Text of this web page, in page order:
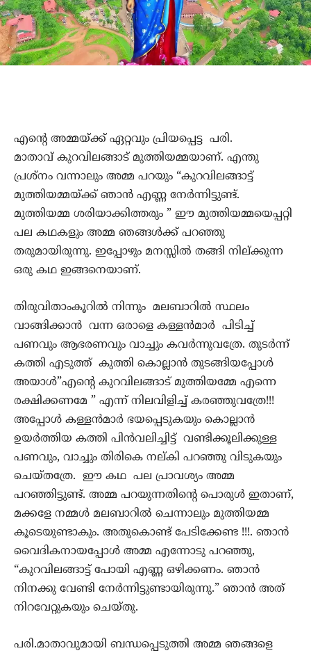
എന്റെ അമ്മയ്ക്ക് ഏറ്റവും പ്രിയപ്പെട്ട പരി.
മാതാവ് കുറവിലങ്ങാട്‌ മുത്തിയമ്മയാണ്. എന്തു
പ്രശ്നം വന്നാലും അമ്മ പറയും “കുറവിലങ്ങാട്ട്
മുത്തിയമ്മയ്ക്ക് ഞാൻ എണ്ണ നേർന്നിട്ടുണ്ട്.
മുത്തിയമ്മ ശരിയാക്കിത്തരും ” ഈ മുത്തിയമ്മയെപ്പറ്റി
പല കഥകളും അമ്മ ഞങ്ങൾക്ക് പറഞ്ഞു
തരുമായിരുന്നു. ഇപ്പോഴും മനസ്സിൽ തങ്ങി നില്‌ക്കുന്ന
ഒരു കഥ ഇങ്ങനെയാണ്.
തിരുവിതാംകൂറിൽ നിന്നും മലബാറിൽ സ്ഥലം
വാങ്ങിക്കാൻ വന്ന ഒരാളെ കള്ളൻമാർ പിടിച്ച്
പണവും ആഭരണവും വാച്ചും കവർന്നുവത്രേ. തുടർന്ന്
കത്തി എടുത്ത് കുത്തി കൊല്ലാൻ തുടങ്ങിയപ്പോൾ
അയാൾ”എന്റെ കുറവിലങ്ങാട് മുത്തിയമ്മേ എന്നെ
രക്ഷിക്കണമേ ” എന്ന് നിലവിളിച്ച്‌ കരഞ്ഞുവത്രേ!!!
അപ്പോൾ കള്ളൻമാർ ഭയപ്പെടുകയും കൊല്ലാൻ
ഉയർത്തിയ കത്തി പിൻവലിച്ചിട്ട് വണ്ടിക്കൂലിക്കുള്ള
പണവും, വാച്ചും തിരികെ നല്കി പറഞ്ഞു വിടുകയും
ചെയ്തത്രേ. ഈ കഥ പല പ്രാവശ്യം അമ്മ
പറഞ്ഞിട്ടുണ്ട്. അമ്മ പറയുന്നതിന്റെ പൊരുൾ ഇതാണ്,
മക്കളേ നമ്മൾ മലബാറിൽ ചെന്നാലും മുത്തിയമ്മ
കൂടെയുണ്ടാകും. അതുകൊണ്ട് പേടിക്കേണ്ട !!!. ഞാൻ
വൈദികനായപ്പോൾ അമ്മ എന്നോടു പറഞ്ഞു,
“കുറവിലങ്ങാട്ട് പോയി എണ്ണ ഒഴിക്കണം. ഞാൻ
നിനക്കു വേണ്ടി നേർന്നിട്ടുണ്ടായിരുന്നു.” ഞാൻ അത്
നിറവേറ്റുകയും ചെയ്തു.
പരി.മാതാവുമായി ബന്ധപ്പെടുത്തി അമ്മ ഞങ്ങളെ